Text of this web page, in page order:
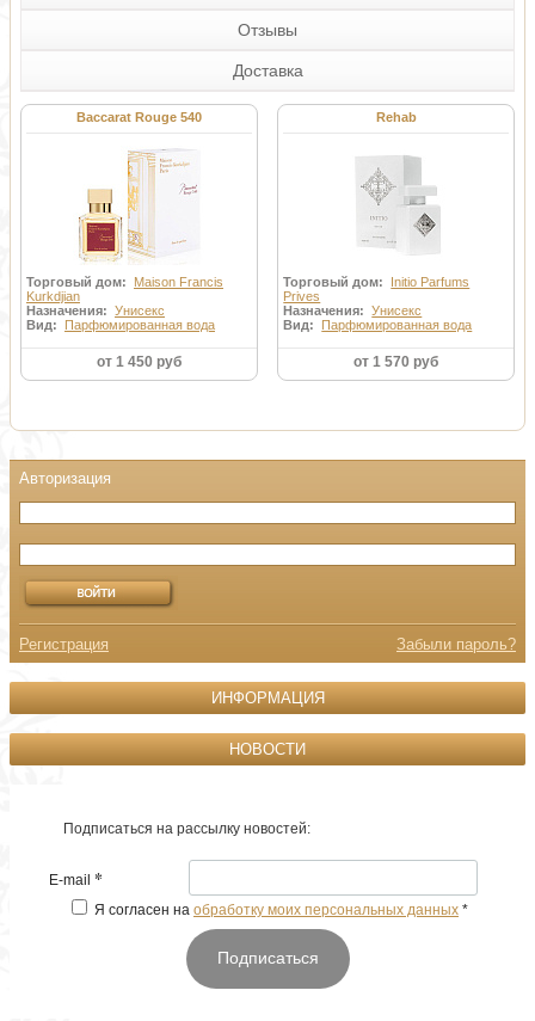
Отзывы
Доставка
Baccarat Rouge 540
Торговый дом: Maison Francis
Kurkdjian
Назначения: Унисекс
Вид: Парфюмированная вода
от 1 450 руб
Rehab
Торговый дом: Initio Parfums
Prives
Назначения:Унисекс
Вид: Парфюмированная вода
от 1 570 руб
Регистрация Забыли пароль?
ИНФОРМАЦИЯ
НОВОСТИ
Подписаться на рассылку новостей:
E-mail *
Я согласен на обработку моих персональных данных *
Подписаться